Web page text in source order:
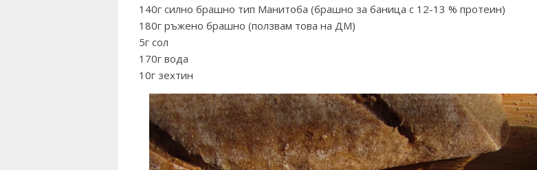
140г силно брашно тип Манитоба (брашно за баница с 12-13 % протеин)
180г ръжено брашно (ползвам това на ДМ)
5г сол
170г вода
10г зехтин